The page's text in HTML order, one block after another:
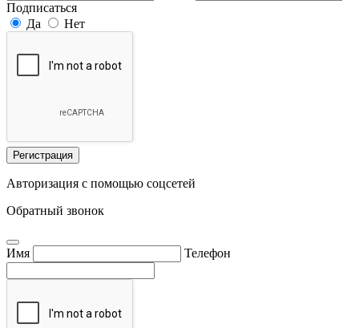
Подписаться
Да
Нет
Регистрация
Авторизация с помощью соцсетей
Обратный звонок
Имя Телефон